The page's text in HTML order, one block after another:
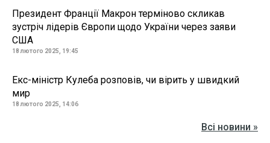
Президент Франції Макрон терміново скликав
зустріч лідерів Європи щодо України через заяви
США
18 лютого 2025, 19:45
Екс-міністр Кулеба розповів, чи вірить у швидкий
мир
18 лютого 2025, 14:06
Всі новини »